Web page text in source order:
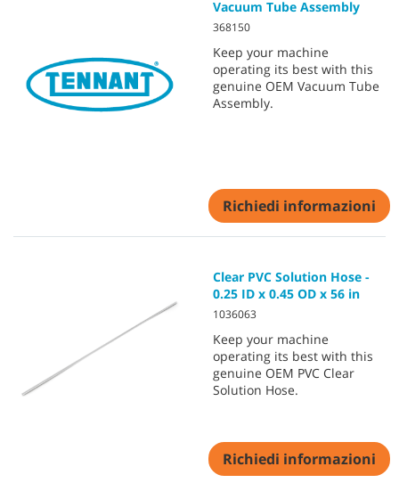
Vacuum Tube Assembly
368150
Keep your machine
operating its best with this
genuine OEM Vacuum Tube
Assembly.
Richiedi informazioni
Clear PVC Solution Hose -
0.25 ID x 0.45 OD x 56 in
1036063
Keep your machine
operating its best with this
genuine OEM PVC Clear
Solution Hose.
Richiedi informazioni